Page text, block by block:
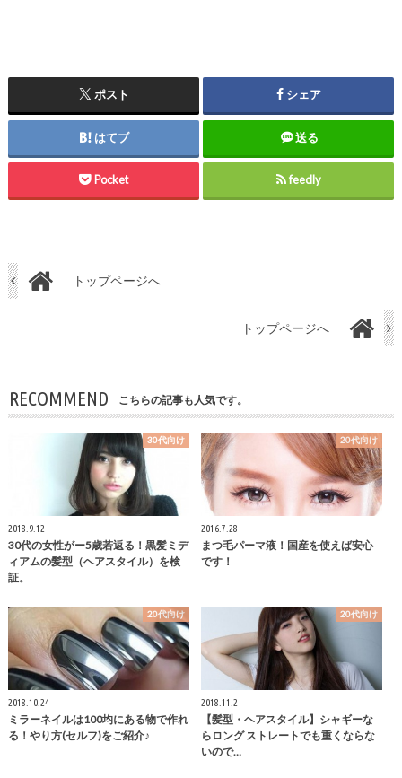
ポスト シェア
はてブ 送る
Pocket feedly
トップページへ
トップページへ
RECOMMEND こちらの記事も人気です。
30代向け
2018.9.12
30代の女性がー5歳若返る！黒髪ミデ
ィアムの髪型（ヘアスタイル）を検
証。
20代向け
2016.7.28
まつ毛パーマ液！国産を使えば安心
です！
20代向け
2018.10.24
ミラーネイルは100均にある物で作れ
る！やり方(セルフ)をご紹介♪
20代向け
2018.11.2
【髪型・ヘアスタイル】シャギーな
らロング ストレートでも重くならな
いので…